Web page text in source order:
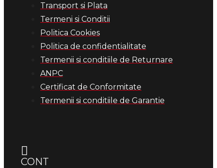
Transport si Plata
Termeni si Conditii
Politica Cookies
Politica de confidentialitate
Termenii si conditiile de Returnare
ANPC
Certificat de Conformitate
Termenii si conditiile de Garantie
CONT